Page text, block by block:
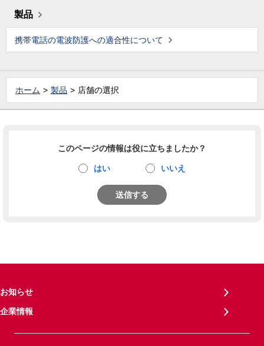
製品
携帯電話の電波防護への適合性について
ホーム 製品 店舗の選択
このページの情報は役に立ちましたか？
はい いいえ
送信する
お知らせ
企業情報